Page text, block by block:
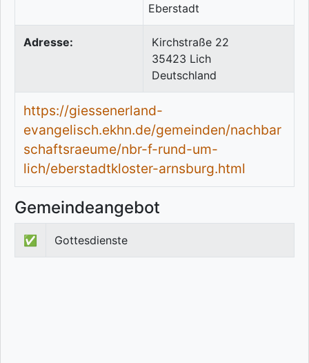
Adresse:
Kirchstraße 22
35423 Lich
Deutschland
https://giessenerland-
evangelisch.ekhn.de/gemeinden/nachbar
schaftsraeume/nbr-f-rund-um-
lich/eberstadtkloster-arnsburg.html
Gemeindeangebot
✅ Gottesdienste